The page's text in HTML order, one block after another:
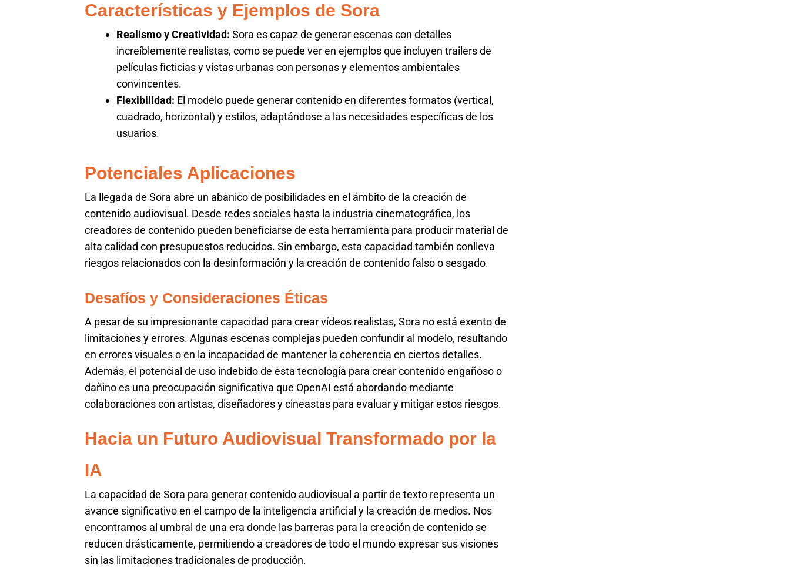
Características y Ejemplos de Sora
Realismo y Creatividad: Sora es capaz de generar escenas con detalles
increíblemente realistas, como se puede ver en ejemplos que incluyen trailers de
películas ficticias y vistas urbanas con personas y elementos ambientales
convincentes.
Flexibilidad: El modelo puede generar contenido en diferentes formatos (vertical,
cuadrado, horizontal) y estilos, adaptándose a las necesidades específicas de los
usuarios.
Potenciales Aplicaciones
La llegada de Sora abre un abanico de posibilidades en el ámbito de la creación de
contenido audiovisual. Desde redes sociales hasta la industria cinematográfica, los
creadores de contenido pueden beneficiarse de esta herramienta para producir material de
alta calidad con presupuestos reducidos. Sin embargo, esta capacidad también conlleva
riesgos relacionados con la desinformación y la creación de contenido falso o sesgado.
Desafíos y Consideraciones Éticas
A pesar de su impresionante capacidad para crear vídeos realistas, Sora no está exento de
limitaciones y errores. Algunas escenas complejas pueden confundir al modelo, resultando
en errores visuales o en la incapacidad de mantener la coherencia en ciertos detalles.
Además, el potencial de uso indebido de esta tecnología para crear contenido engañoso o
dañino es una preocupación significativa que OpenAI está abordando mediante
colaboraciones con artistas, diseñadores y cineastas para evaluar y mitigar estos riesgos.
Hacia un Futuro Audiovisual Transformado por la
IA
La capacidad de Sora para generar contenido audiovisual a partir de texto representa un
avance significativo en el campo de la inteligencia artificial y la creación de medios. Nos
encontramos al umbral de una era donde las barreras para la creación de contenido se
reducen drásticamente, permitiendo a creadores de todo el mundo expresar sus visiones
sin las limitaciones tradicionales de producción.